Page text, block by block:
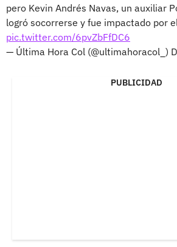
pero Kevin Andrés Navas, un auxiliar
logró socorrerse y fue impactado por
pic.twitter.com/6pvZbFfDC6
— Última Hora Col (@ultimahoracol_)
PUBLICIDAD